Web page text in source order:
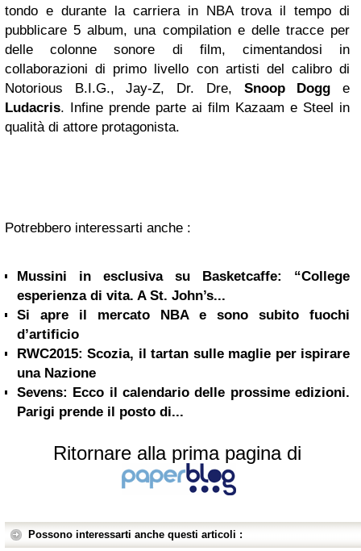
tondo e durante la carriera in NBA trova il tempo di
pubblicare 5 album, una compilation e delle tracce per
delle colonne sonore di film, cimentandosi in
collaborazioni di primo livello con artisti del calibro di
Notorious B.I.G., Jay-Z, Dr. Dre, Snoop Dogg e
Ludacris. Infine prende parte ai film Kazaam e Steel in
qualità di attore protagonista.
Potrebbero interessarti anche :
Mussini in esclusiva su Basketcaffe: “College
esperienza di vita. A St. John’s...
Si apre il mercato NBA e sono subito fuochi
d’artificio
RWC2015: Scozia, il tartan sulle maglie per ispirare
una Nazione
Sevens: Ecco il calendario delle prossime edizioni.
Parigi prende il posto di...
Ritornare alla prima pagina di
Possono interessarti anche questi articoli :